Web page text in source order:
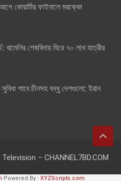
আগে কোয়ার্টার ফাইনালে মরক্কো
শেষবিদায় ঘিরে ৭০ লাখ যাত্রীর
পাবে চীনসহ বন্ধু দেশগুলো: ইরান
– CHANNEL7BD.COM
Powered By : XYZScripts.com